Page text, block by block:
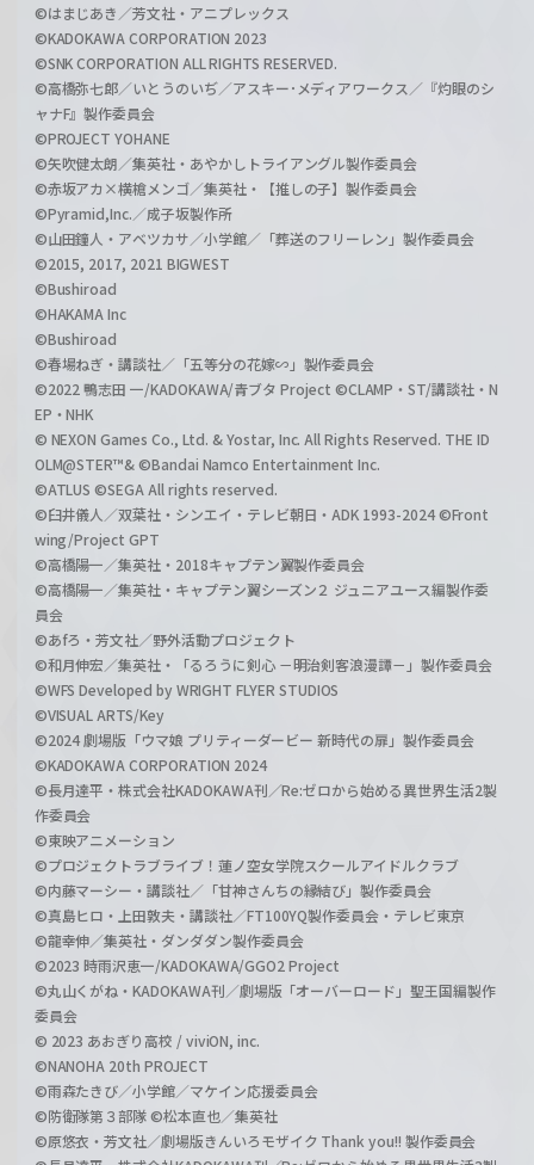
©はまじあき／芳文社・アニプレックス
©KADOKAWA CORPORATION 2023
©SNK CORPORATION ALL RIGHTS RESERVED.
©高橋弥七郎／いとうのいぢ／アスキー･メディアワークス／『灼眼のシ
ャナF』製作委員会
©PROJECT YOHANE
©矢吹健太朗／集英社・あやかしトライアングル製作委員会
©赤坂アカ×横槍メンゴ／集英社・【推しの子】製作委員会
©Pyramid,Inc.／成子坂製作所
©山田鐘人・アベツカサ／小学館／「葬送のフリーレン」製作委員会
©2015, 2017, 2021 BIGWEST
©Bushiroad
©HAKAMA Inc
©Bushiroad
©春場ねぎ・講談社／「五等分の花嫁∽」製作委員会
©2022 鴨志田 一/KADOKAWA/青ブタ Project ©CLAMP・ST/講談社・N
EP・NHK
© NEXON Games Co., Ltd. & Yostar, Inc. All Rights Reserved. THE ID
OLM@STER™& ©Bandai Namco Entertainment Inc.
©ATLUS ©SEGA All rights reserved.
©臼井儀人／双葉社・シンエイ・テレビ朝日・ADK 1993-2024 ©Front
wing/Project GPT
©高橋陽一／集英社・2018キャプテン翼製作委員会
©高橋陽一／集英社・キャプテン翼シーズン２ ジュニアユース編製作委
員会
©あfろ・芳文社／野外活動プロジェクト
©和月伸宏／集英社・「るろうに剣心 －明治剣客浪漫譚－」製作委員会
©WFS Developed by WRIGHT FLYER STUDIOS
©VISUAL ARTS/Key
©2024 劇場版「ウマ娘 プリティーダービー 新時代の扉」製作委員会
©KADOKAWA CORPORATION 2024
©長月達平・株式会社KADOKAWA刊／Re:ゼロから始める異世界生活2製
作委員会
©東映アニメーション
©プロジェクトラブライブ！蓮ノ空女学院スクールアイドルクラブ
©内藤マーシー・講談社／「甘神さんちの縁結び」製作委員会
©真島ヒロ・上田敦夫・講談社／FT100YQ製作委員会・テレビ東京
©龍幸伸／集英社・ダンダダン製作委員会
©2023 時雨沢恵一/KADOKAWA/GGO2 Project
©丸山くがね・KADOKAWA刊／劇場版「オーバーロード」聖王国編製作
委員会
© 2023 あおぎり高校 / viviON, inc.
©NANOHA 20th PROJECT
©雨森たきび／小学館／マケイン応援委員会
©防衛隊第３部隊 ©松本直也／集英社
©原悠衣・芳文社／劇場版きんいろモザイク Thank you!! 製作委員会